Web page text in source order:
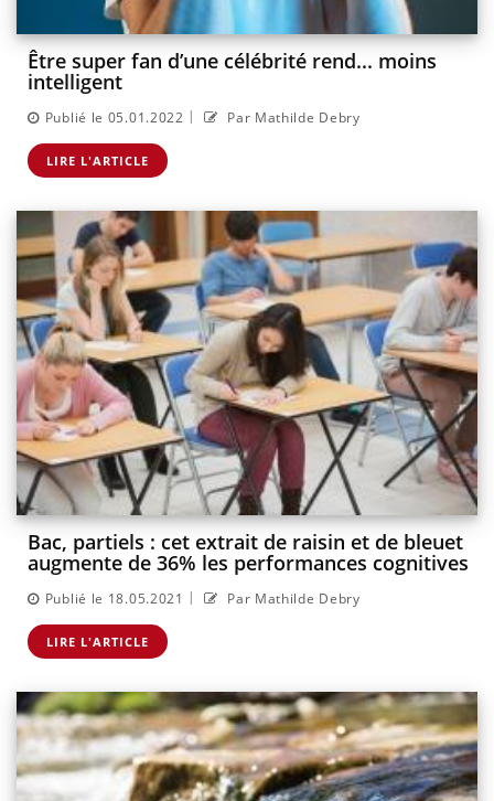
Être super fan d’une célébrité rend... moins
intelligent
Publié le 05.01.2022 | Par Mathilde Debry
LIRE L'ARTICLE
Bac, partiels : cet extrait de raisin et de bleuet
augmente de 36% les performances cognitives
Publié le 18.05.2021 | Par Mathilde Debry
LIRE L'ARTICLE